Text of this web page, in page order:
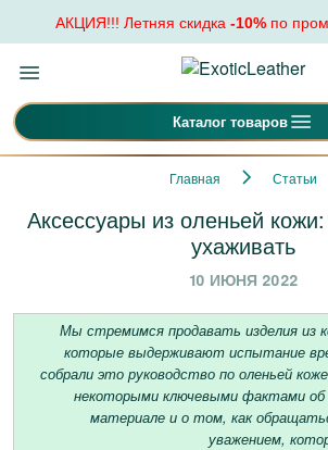
АКЦИЯ!!! Летняя скидка -10%по
Каталог товаров
Главная Статьи
Аксессуары из оленьей кожи:
ухаживать
10 ИЮНЯ 2022
Мы стремимся продавать изделия из
которые выдерживают испытание
собрали это руководство по оленьей
некоторыми ключевыми фактами
материале и о том, как
уважением,